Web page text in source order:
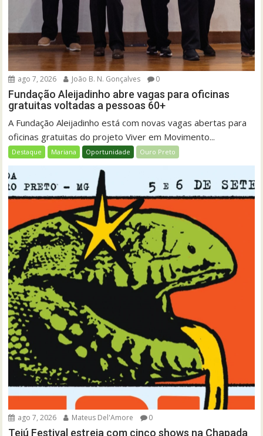
ago 7, 2026 João B. N. Gonçalves 0
Fundação Aleijadinho abre vagas para oficinas
gratuitas voltadas a pessoas 60+
A Fundação Aleijadinho está com novas vagas abertas para
oficinas gratuitas do projeto Viver em Movimento...
Destaque Mariana Oportunidade Ouro Preto
ago 7, 2026 Mateus Del'Amore 0
Teiú Festival estreia com cinco shows na Chapada